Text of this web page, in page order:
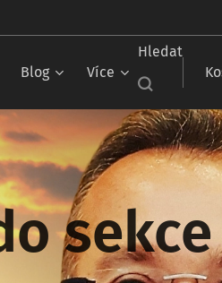
Blog Více
Hledat
sekce